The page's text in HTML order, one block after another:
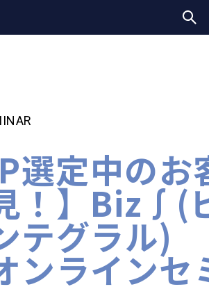
選定中のお
！】Biz∫(
テグラル)
ンラインセ